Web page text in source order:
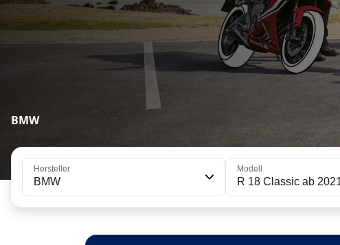
BMW
Hersteller
BMW
Modell
R 18 Classic ab